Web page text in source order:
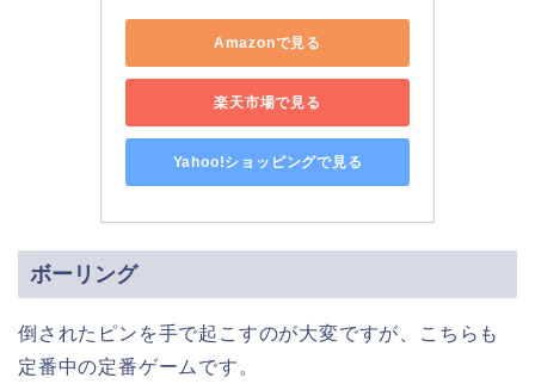
Amazonで見る
楽天市場で見る
Yahoo!ショッピングで見る
ボーリング
倒されたピンを手で起こすのが大変ですが、こちらも
定番中の定番ゲームです。